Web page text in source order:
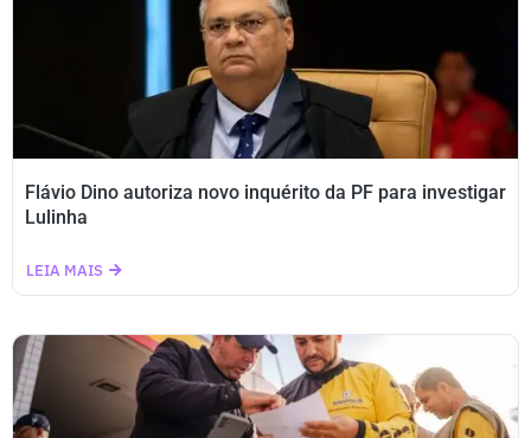
Flávio Dino autoriza novo inquérito da PF para investigar
Lulinha
LEIA MAIS